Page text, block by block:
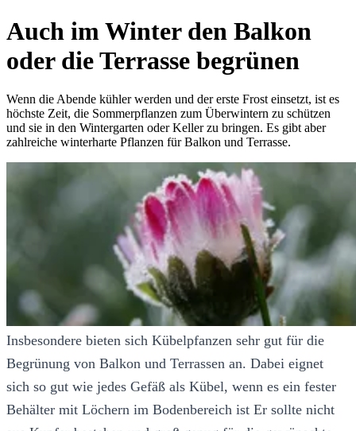
Auch im Winter den Balkon
oder die Terrasse begrünen
Wenn die Abende kühler werden und der erste Frost einsetzt, ist es
höchste Zeit, die Sommerpflanzen zum Überwintern zu schützen
und sie in den Wintergarten oder Keller zu bringen. Es gibt aber
zahlreiche winterharte Pflanzen für Balkon und Terrasse.
Insbesondere bieten sich Kübelpfanzen sehr gut für die
Begrünung von Balkon und Terrassen an. Dabei eignet
sich so gut wie jedes Gefäß als Kübel, wenn es ein fester
Behälter mit Löchern im Bodenbereich ist Er sollte nicht